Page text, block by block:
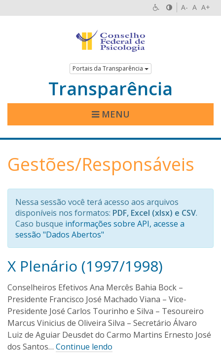
A- A A+
Portais da Transparência
Transparência
MENU
Gestões/Responsáveis
Nessa sessão você terá acesso aos arquivos
disponíveis nos formatos: PDF, Excel (xlsx) e CSV.
Caso busque informações sobre API, acesse a
sessão "Dados Abertos"
1
6
0
9
/
2
0
1
6
I
v
a
n
O
l
i
v
e
X Plenário (1997/1998)
Conselheiros Efetivos Ana Mercês Bahia Bock –
Presidente Francisco José Machado Viana – Vice-
Presidente José Carlos Tourinho e Silva – Tesoureiro
Marcus Vinicius de Oliveira Silva – Secretário Álvaro
Luiz de Aguiar Deusdet do Carmo Martins Ernesto José
dos Santos… Continue lendo